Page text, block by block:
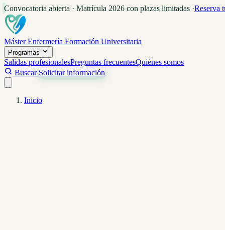
Convocatoria abierta · Matrícula 2026 con plazas limitadas ·Reserva
Máster Enfermería Formación Universitaria
Programas
Salidas profesionalesPreguntas frecuentesQuiénes somos
Buscar Solicitar información
Inicio